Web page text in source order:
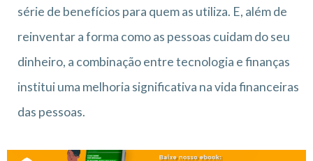
série de benefícios para quem as utiliza. E, além de
reinventar a forma como as pessoas cuidam do seu
dinheiro, a combinação entre tecnologia e finanças
institui uma melhoria significativa na vida financeiras
das pessoas.